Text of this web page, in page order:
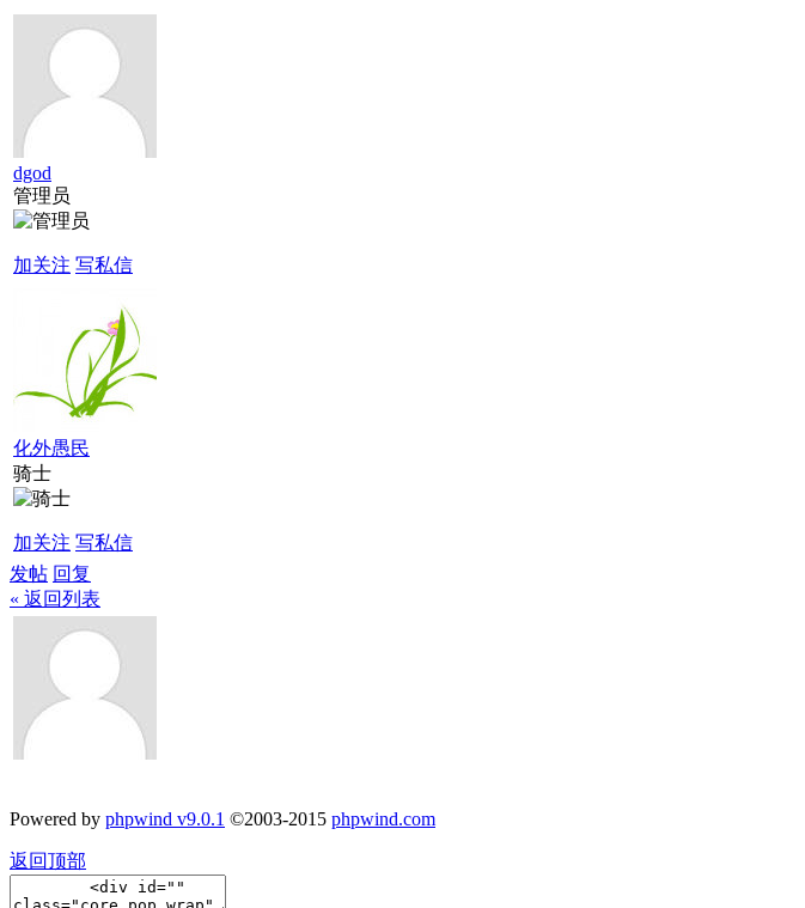
dgod
管理员
加关注 写私信
化外愚民
骑士
加关注 写私信
发帖 回复
« 返回列表
Powered by phpwind v9.0.1 ©2003-2015 phpwind.com
返回顶部